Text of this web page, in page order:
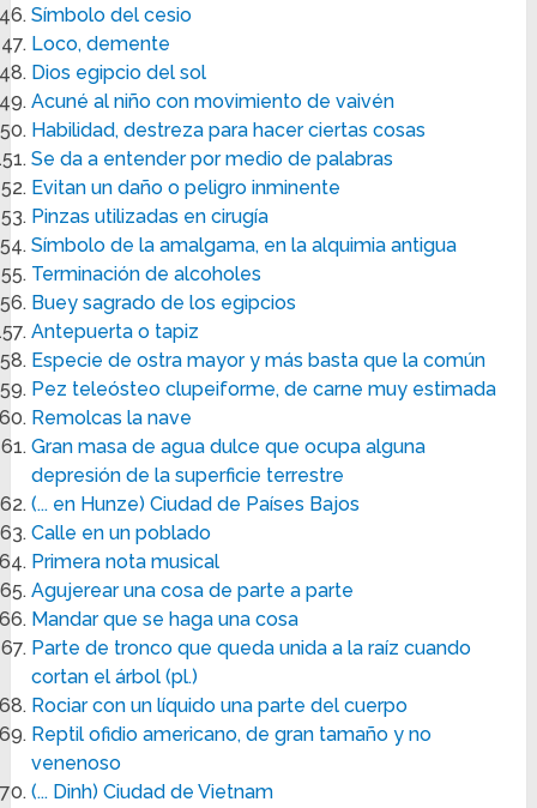
Símbolo del cesio
Loco, demente
Dios egipcio del sol
Acuné al niño con movimiento de vaivén
Habilidad, destreza para hacer ciertas cosas
Se da a entender por medio de palabras
Evitan un daño o peligro inminente
Pinzas utilizadas en cirugía
Símbolo de la amalgama, en la alquimia antigua
Terminación de alcoholes
Buey sagrado de los egipcios
Antepuerta o tapiz
Especie de ostra mayor y más basta que la común
Pez teleósteo clupeiforme, de carne muy estimada
Remolcas la nave
Gran masa de agua dulce que ocupa alguna
depresión de la superficie terrestre
(... en Hunze) Ciudad de Países Bajos
Calle en un poblado
Primera nota musical
Agujerear una cosa de parte a parte
Mandar que se haga una cosa
Parte de tronco que queda unida a la raíz cuando
cortan el árbol (pl.)
Rociar con un líquido una parte del cuerpo
Reptil ofidio americano, de gran tamaño y no
venenoso
(... Dinh) Ciudad de Vietnam